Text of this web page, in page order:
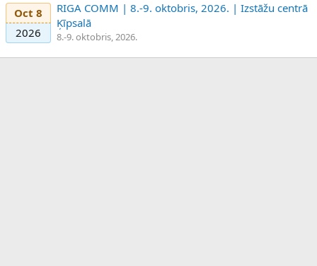
Oct 8
2026
RIGA COMM | 8.-9. oktobris, 2026. | Izstāžu centrā
Ķīpsalā
8.-9. oktobris, 2026.